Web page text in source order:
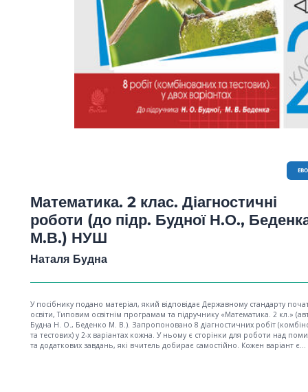
Математика. 2 клас. Діагностичні
роботи (до підр. Будної Н.О.,
М.В.) НУШ
Наталя Будна
У посібнику подано матеріал, який відповідає Державному стандарту
освіти, Типовим освітнім програмам та підручнику «Математика. 2 кл.»
Будна Н. О., Беденко М. В.). Запропоновано 8 діагностичних робіт
та тестових) у 2-х варіантах кожна. У ньому є сторінки для роботи над
та додаткових завдань, які вчитель добирає самостійно. Кожен варіант є